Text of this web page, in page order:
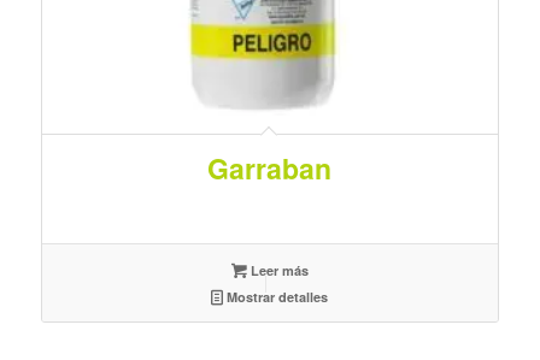
Garraban
Leer más
Mostrar detalles